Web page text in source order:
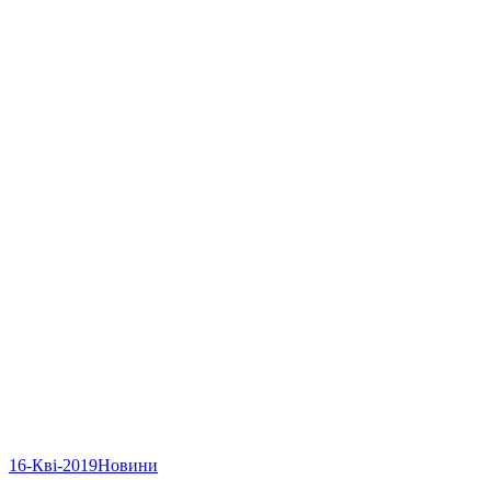
16-Кві-2019Новини